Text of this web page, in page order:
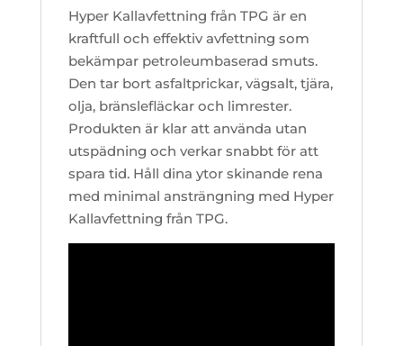
Hyper Kallavfettning från TPG är en
kraftfull och effektiv avfettning som
bekämpar petroleumbaserad smuts.
Den tar bort asfaltprickar, vägsalt, tjära,
olja, bränslefläckar och limrester.
Produkten är klar att använda utan
utspädning och verkar snabbt för att
spara tid. Håll dina ytor skinande rena
med minimal ansträngning med Hyper
Kallavfettning från TPG.